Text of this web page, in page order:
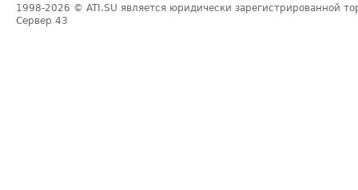
1998-2026 © ATI.SU является юридически зарегистрированной
Сервер 43